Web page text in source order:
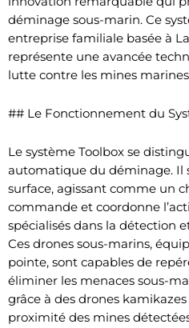
déminage sous-marin. Ce
entreprise familiale basée à
représente une avancée
lutte contre les mines
## Le Fonctionnement du
Le système Toolbox se
automatique du déminage. Il
surface, agissant comme un
commande et coordonne
spécialisés dans la détection
Ces drones sous-marins,
pointe, sont capables de
éliminer les menaces sous-
grâce à des drones
proximité des mines